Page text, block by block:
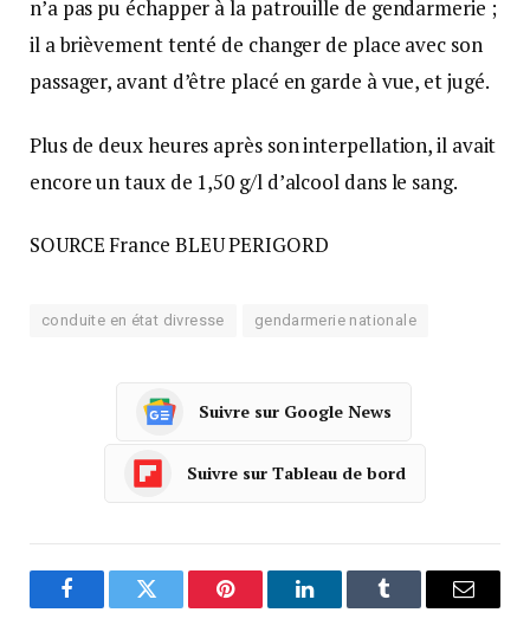
n’a pas pu échapper à la patrouille de gendarmerie ;
il a brièvement tenté de changer de place avec son
passager, avant d’être placé en garde à vue, et jugé.
Plus de deux heures après son interpellation, il avait
encore un taux de 1,50 g/l d’alcool dans le sang.
SOURCE France BLEU PERIGORD
conduite en état divresse gendarmerie nationale
Suivre sur Google News
Suivre sur Tableau de bord
FacebookTwitter Pinterest LinkedInTumblr